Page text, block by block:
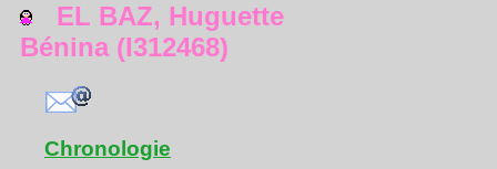
EL BAZ, Huguette
Bénina (I312468)
Chronologie